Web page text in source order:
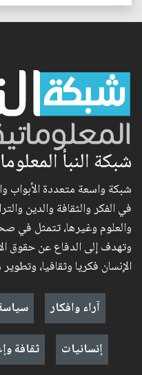
شبكة النبأ
شبكة واسعة متعددة
في الفكر والثقافة والدين
والعلوم وغيرها، تتمثل في
وتهدف إلى الدفاع عن حقوق
الإنسان فكريا وثقافيا، وتطوير
آراء وافكار
إنسانيات
ثقافة